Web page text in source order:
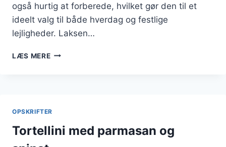
også hurtig at forberede, hvilket gør den til et
ideelt valg til både hverdag og festlige
lejligheder. Laksen…
LÆS MERETORTELLINI
OPSKRIFTER
Tortellini med parmasan og